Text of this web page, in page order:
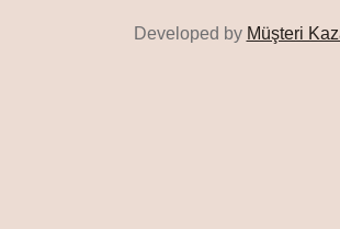
Developed by Müşteri